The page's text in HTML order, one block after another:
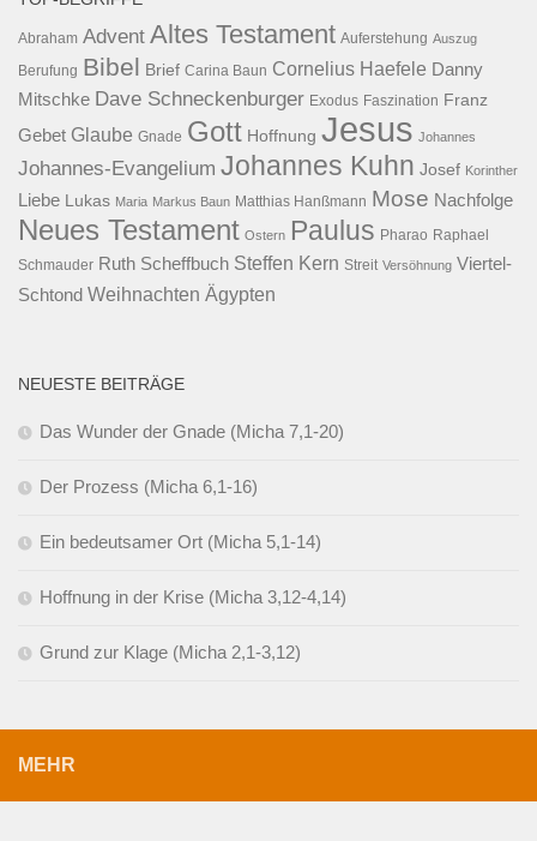
Abraham Advent Altes Testament Auferstehung Auszug
Berufung Bibel Brief Carina Baun Cornelius Haefele Danny
Mitschke Dave Schneckenburger Exodus Faszination Franz
Gebet Glaube Gnade Gott Hoffnung Jesus Johannes
Johannes-Evangelium Johannes Kuhn Josef Korinther
Liebe Lukas Maria Markus Baun Matthias Hanßmann Mose Nachfolge
Neues Testament Ostern Paulus Pharao Raphael
Schmauder Ruth Scheffbuch Steffen Kern Streit Versöhnung Viertel-
Schtond Weihnachten Ägypten
NEUESTE BEITRÄGE
Das Wunder der Gnade (Micha 7,1-20)
Der Prozess (Micha 6,1-16)
Ein bedeutsamer Ort (Micha 5,1-14)
Hoffnung in der Krise (Micha 3,12-4,14)
Grund zur Klage (Micha 2,1-3,12)
MEHR